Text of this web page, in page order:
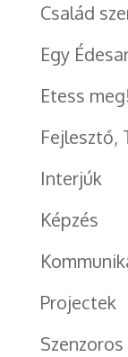
Család
Egy
Etess
Fejlesztő,
Interjúk
Képzés
Projectek